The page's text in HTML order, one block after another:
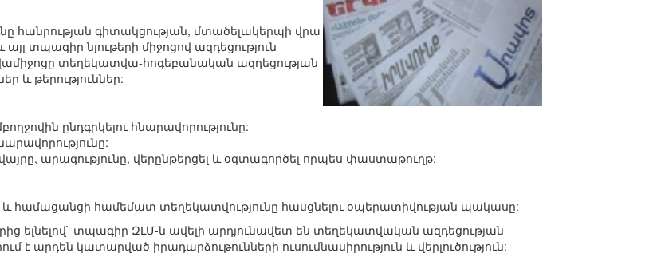
հանրության գիտակցության, մտածելակերպի վրա
տպագիր նյութերի միջոցով ազդեցություն
տեղեկատվա-հոգեբանական ազդեցության
և թերություններ:
ընդգրկելու հնարավորությունը:
արագությունը, վերընթերցել և օգտագործել որպես փաստաթուղթ:
և համացանցի համեմատ տեղեկատվությունը հասցնելու օպերատիվության պակասը:
ելնելով` տպագիր ԶԼՄ-ն ավելի արդյունավետ են տեղեկատվական ազդեցության
է արդեն կատարված իրադարձութունների ուսումնասիրություն և վերլուծություն: